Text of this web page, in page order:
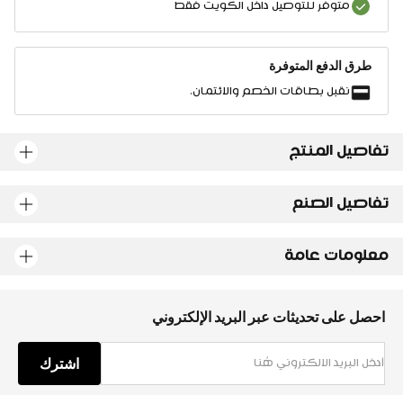
متوفر للتوصيل داخل الكويت فقط
طرق الدفع المتوفرة
نقبل بطاقات الخصم والائتمان.
تفاصيل المنتج
تفاصيل الصنع
معلومات عامة
احصل على تحديثات عبر البريد الإلكتروني
اشترك